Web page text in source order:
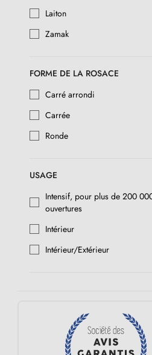
Bronze brut poli
Or Poli
Anthracite
Ivoire
Laiton
Zamak
FORME DE LA ROSACE
Carré arrondi
Carrée
Ronde
USAGE
Intensif, pour plus de 200
ouvertures
Intérieur
Intérieur/Extérieur